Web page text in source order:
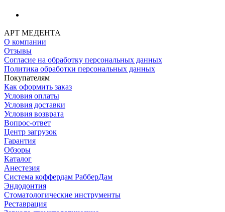
АРТ МЕДЕНТА
О компании
Отзывы
Согласие на обработку персональных данных
Политика обработки персональных данных
Покупателям
Как оформить заказ
Условия оплаты
Условия доставки
Условия возврата
Вопрос-ответ
Центр загрузок
Гарантия
Обзоры
Каталог
Анестезия
Система коффердам РабберДам
Эндодонтия
Стоматологические инструменты
Реставрация